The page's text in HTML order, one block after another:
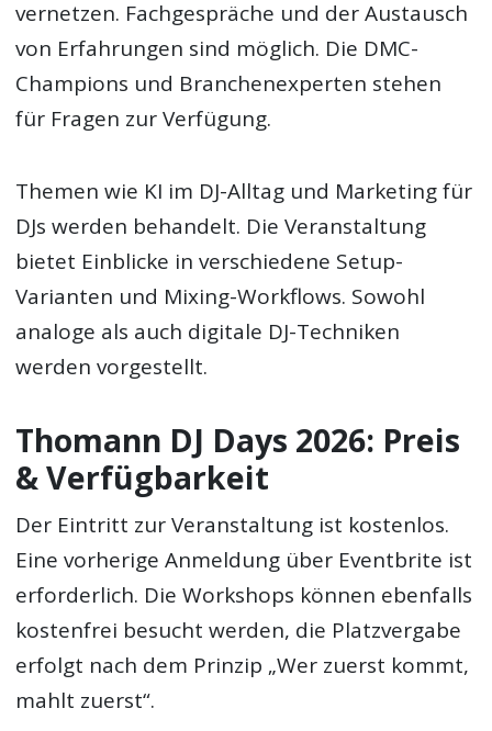
vernetzen. Fachgespräche und der Austausch
von Erfahrungen sind möglich. Die DMC-
Champions und Branchenexperten stehen
für Fragen zur Verfügung.
Themen wie KI im DJ-Alltag und Marketing für
DJs werden behandelt. Die Veranstaltung
bietet Einblicke in verschiedene Setup-
Varianten und Mixing-Workflows. Sowohl
analoge als auch digitale DJ-Techniken
werden vorgestellt.
Thomann DJ Days 2026: Preis
& Verfügbarkeit
Der Eintritt zur Veranstaltung ist kostenlos.
Eine vorherige Anmeldung über Eventbrite ist
erforderlich. Die Workshops können ebenfalls
kostenfrei besucht werden, die Platzvergabe
erfolgt nach dem Prinzip „Wer zuerst kommt,
mahlt zuerst“.